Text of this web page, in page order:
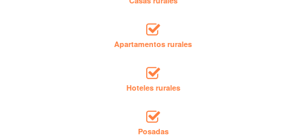
Apartamentos rurales
Hoteles rurales
Posadas